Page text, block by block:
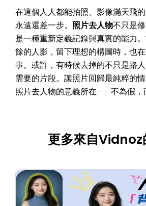
在這個人人都能拍照、影像滿天飛
永遠還差一步。 照片去人物不只是
是一種重新定義記錄與真實的能力
餘的人影，留下理想的構圖時，也
事。或許，有時候去掉的不只是路
需要的片段。讓照片回歸最純粹的
照片去人物的意義所在——不為假，
更多來自Vidnoz